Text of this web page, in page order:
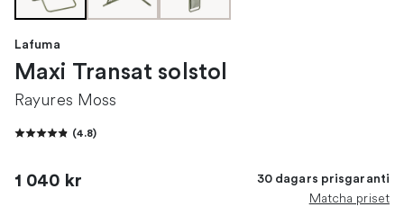
Lafuma
Maxi Transat solstol
Rayures Moss
(4.8)
1 040 kr 30 dagars prisgaranti
Matcha priset